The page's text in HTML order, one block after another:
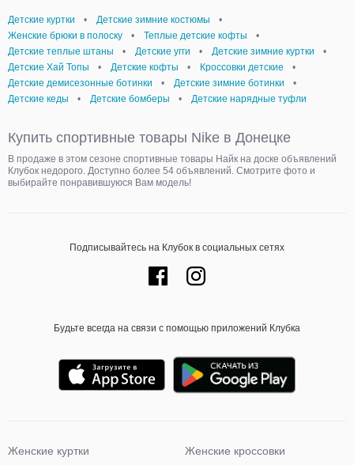
Детские куртки • Детские зимние костюмы
•
Женские брюки в полоску
• Теплые детские кофты
•
Детские теплые штаны
• Детские угги • Детские зимние куртки
•
Детские Хай Топы
• Детские кофты • Кроссовки детские
•
Детские демисезонные ботинки
• Детские зимние ботинки
•
Детские кеды
• Детские бомберы • Детские нарядные туфли
Купить спортивные товары Nike в Донецке
В продаже в этом сезоне спортивные товары Найк на доске объявлений
Клубок недорого. Доступно более 54 объявлений. Смотрите фото и
выбирайте понравившуюся Вам модель!
Подписывайтесь на Клубок в социальных сетях
Будьте всегда на связи с помощью приложений Клубка
Женские куртки
Женские кроссовки